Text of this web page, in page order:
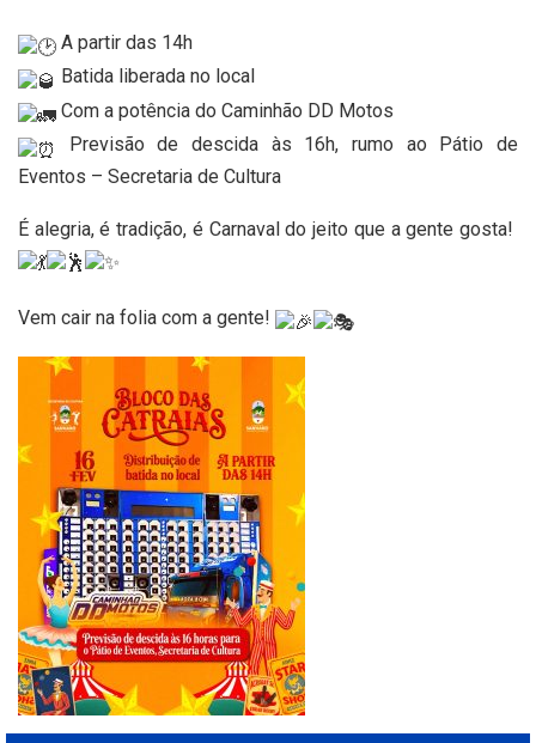
A partir das 14h
Batida liberada no local
Com a potência do Caminhão DD Motos
Previsão de descida às 16h, rumo ao Pátio de
Eventos – Secretaria de Cultura
É alegria, é tradição, é Carnaval do jeito que a gente gosta!
Vem cair na folia com a gente!